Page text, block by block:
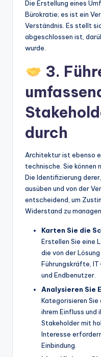
Die Erstellung eines
Bürokratie; es ist ein
Verständnis. Es stellt
abgeschlossen ist,
wurde.
3.
durch
Architektur ist ebenso
technische. Sie können
Die Identifizierung
ausüben und von der
entscheidend, um
Widerstand zu
Karten Sie die
Erstellen Sie eine
die von der
Führungskräfte,
und Endbenutzer.
Analysieren Sie
Kategorisieren
ihrem Einfluss und
Stakeholder mit
Interesse
Einbindung.